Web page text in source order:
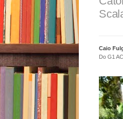
Caio
Do G1 AC